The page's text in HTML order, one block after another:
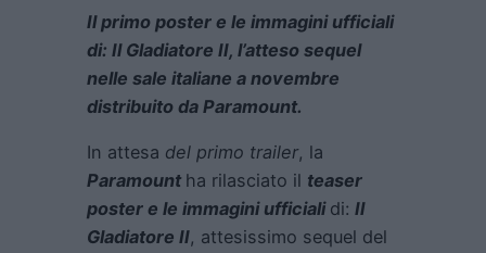
Il primo poster e le immagini ufficiali
di: Il Gladiatore II, l’atteso sequel
nelle sale italiane a novembre
distribuito da Paramount.
In attesa del primo trailer, la
Paramount ha rilasciato il teaser
poster e le immagini ufficiali di: Il
Gladiatore II, attesissimo sequel del